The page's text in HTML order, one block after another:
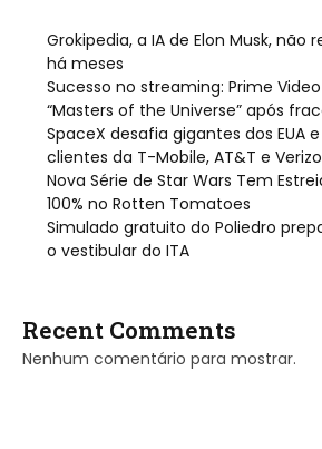
Grokipedia, a IA de Elon Musk, não
há meses
Sucesso no streaming: Prime
“Masters of the Universe” após
SpaceX desafia gigantes dos EUA
clientes da T-Mobile, AT&T e
Nova Série de Star Wars Tem
100% no Rotten Tomatoes
Simulado gratuito do Poliedro
o vestibular do ITA
Recent Comments
Nenhum comentário para mostrar.